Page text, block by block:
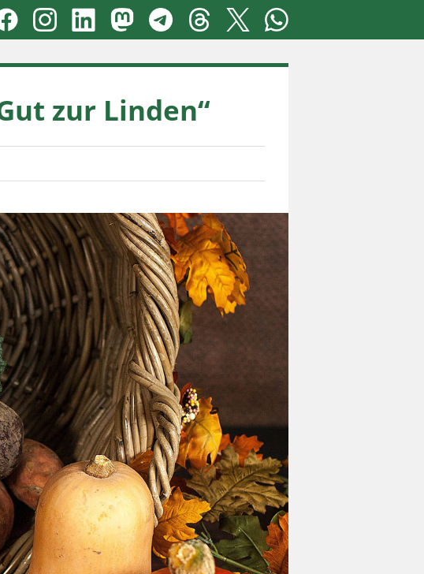
zur Linden“